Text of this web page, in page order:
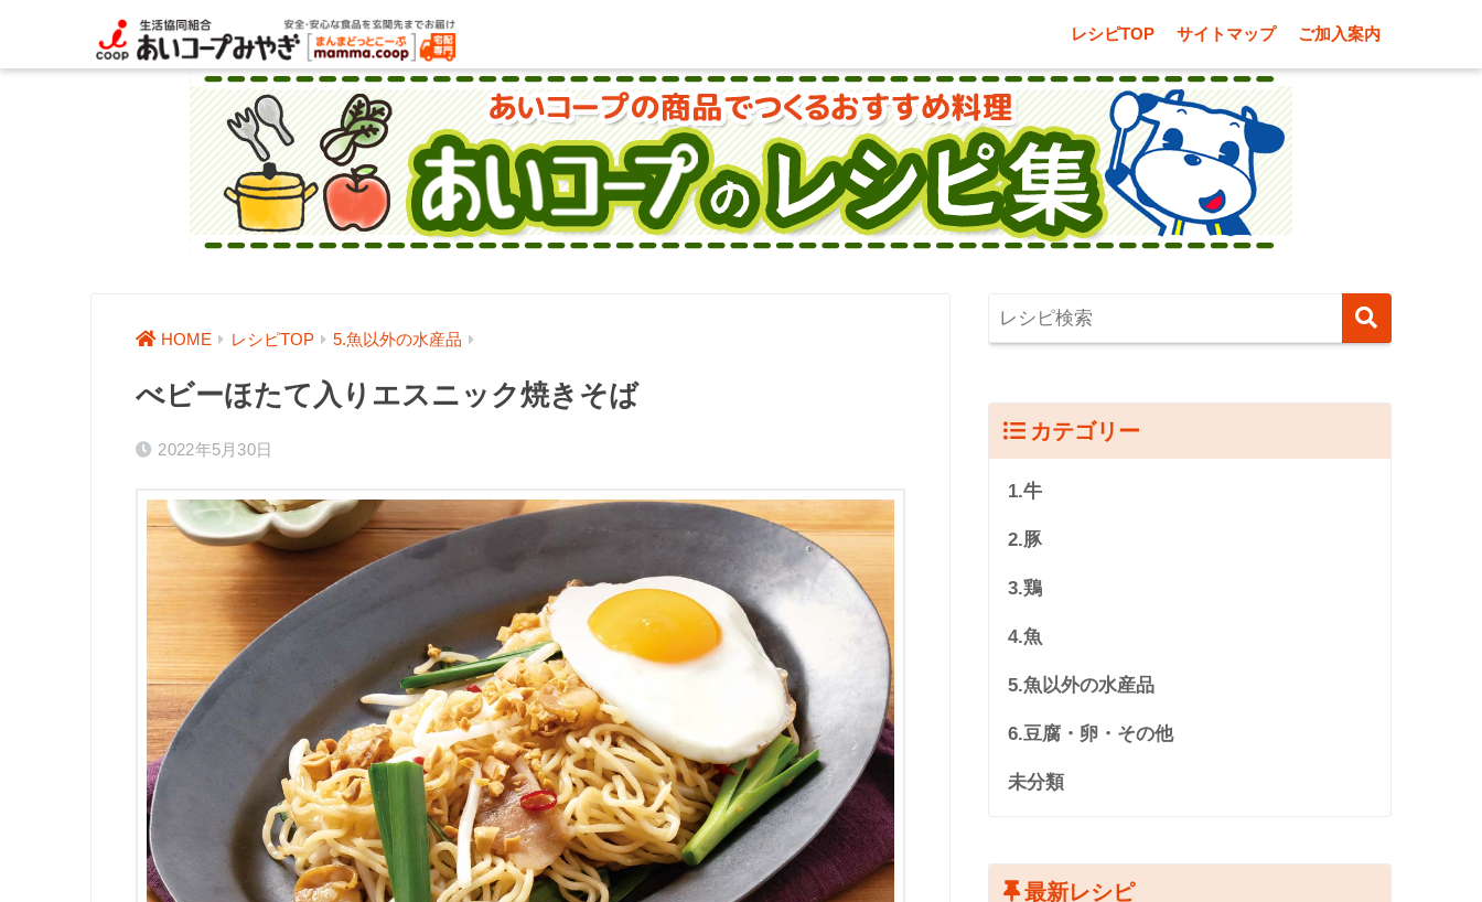
レシピTOP サイトマップ ご加入案内
HOME レシピTOP 5.魚以外の水産品
べビーほたて入りエスニック焼きそば
2022年5月30日
カテゴリー
1.牛
2.豚
3.鶏
4.魚
5.魚以外の水産品
6.豆腐・卵・その他
未分類
最新レシピ